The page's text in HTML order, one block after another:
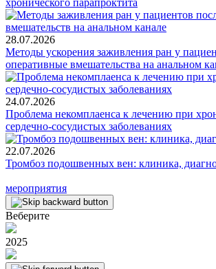
28.07.2026
Методы ускорения заживления ран у
оперативные вмешательства на анальном
24.07.2026
Проблема некомплаенса к лечению при
сердечно-сосудистых заболеваниях
22.07.2026
Тромбоз подошвенных вен: клиника,
мероприятия
Веберите
2025